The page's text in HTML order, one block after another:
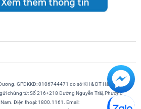
GPDKKD: 0106744471 do sở KH & ĐT Hà Nội cấp
chứng từ: Số 216+218 Đường Nguyễn Trãi, Phường
Điện thoại: 1800.1161. Email: